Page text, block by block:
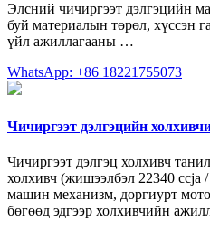
Элсний чичиргээт дэлгэцийн
буй материалын төрөл, хүссэн
үйл ажиллагааны …
WhatsApp: +86 18221755073
Чичиргээт дэлгэцийн
Чичиргээт дэлгэц холхивч
холхивч (жишээлбэл 22340 ccja
машин механизм, доргиурт
бөгөөд эдгээр холхивчийн